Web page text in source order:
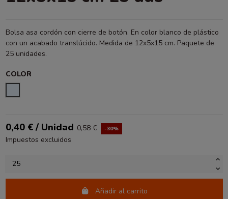
Bolsa asa cordón con cierre de botón. En color blanco de plástico
con un acabado translúcido. Medida de 12x5x15 cm. Paquete de
25 unidades.
COLOR
0,40 € / Unidad 0,58 € -30%
Impuestos excluidos
Añadir al carrito